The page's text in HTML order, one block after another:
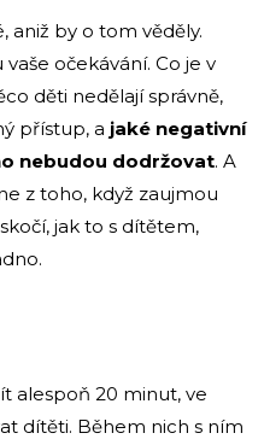
aniž by o tom věděly.
očekávání. Co je v
děti nedělají správně,
přístup, a jaké negativní
nebudou dodržovat. A
z toho, když zaujmou
jak to s dítětem,
alespoň 20 minut, ve
dítěti. Během nich s ním